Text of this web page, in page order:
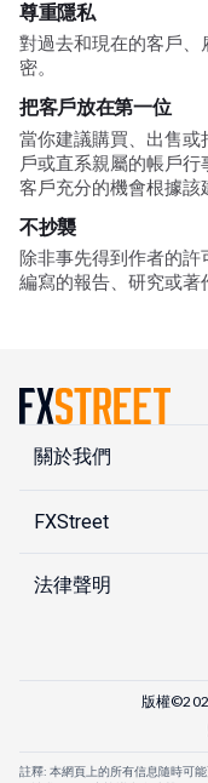
尊重隱私
對過去和現在的客戶
密。
把客戶放在第一位
當你建議購買、出售或
戶或直系親屬的帳戶
客戶充分的機會根據該
不抄襲
除非事先得到作者的
編寫的報告、研究或著
關於我們
FXStreet
法律聲明
版權
註釋: 本網頁上的所有信息隨時可